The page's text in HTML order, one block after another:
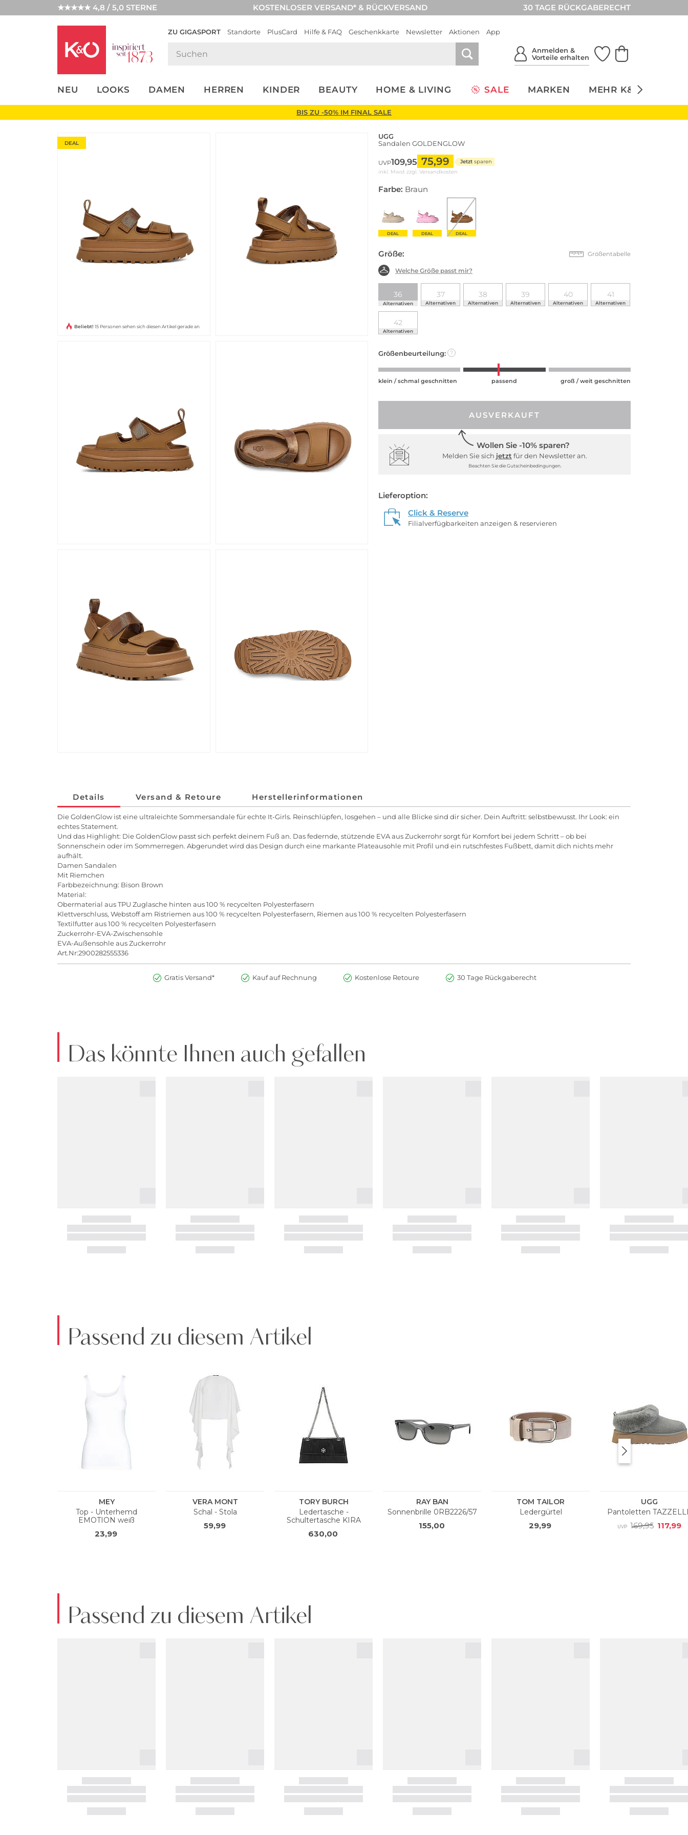
★★★★★ 4,8 / 5,0 STERNE KOSTENLOSER VERSAND* & RÜCKVERSAND 30 TAGE RÜCKGABERECHT
ZU GIGASPORT Standorte PlusCard Hilfe & FAQ Geschenkkarte Newsletter Aktionen App
Anmelden &
Vorteile erhalten
NEU LOOKS DAMEN HERREN KINDER BEAUTY HOME & LIVING SALE MARKEN MEHR K&Ö
UNSERE APP
CLICK &
BIS ZU -50% IM FINAL SALE
DEAL
Beliebt! 15 Personen sehen sich diesen Artikel gerade an
UGG
Sandalen GOLDENGLOW
UVP109,95 75,99 Jetzt sparen
inkl. Mwst zzgl. Versandkosten
Farbe: Braun
DEAL DEAL DEAL
Größe: Größentabelle
Welche Größe passt mir?
36
Alternativen
37
Alternativen
38
Alternativen
39
Alternativen
40
Alternativen
41
Alternativen
42
Alternativen
Größenbeurteilung: ?
klein / schmal geschnitten passend groß / weit geschnitten
AUSVERKAUFT
Wollen Sie -10% sparen?
Melden Sie sich jetzt für den Newsletter an.
Beachten Sie die Gutscheinbedingungen.
Lieferoption:
Click & Reserve
Filialverfügbarkeiten anzeigen & reservieren
Details Versand & Retoure Herstellerinformationen
Die GoldenGlow ist eine ultraleichte Sommersandale für echte It-Girls. Reinschlüpfen, losgehen – und alle Blicke sind dir sicher. Dein Auftritt: selbstbewusst. Ihr Look: ein
echtes Statement.
Und das Highlight: Die GoldenGlow passt sich perfekt deinem Fuß an. Das federnde, stützende EVA aus Zuckerrohr sorgt für Komfort bei jedem Schritt – ob bei
Sonnenschein oder im Sommerregen. Abgerundet wird das Design durch eine markante Plateausohle mit Profil und ein rutschfestes Fußbett, damit dich nichts mehr
aufhält.
Damen Sandalen
Mit Riemchen
Farbbezeichnung: Bison Brown
Material:
Obermaterial aus TPU Zuglasche hinten aus 100 % recycelten Polyesterfasern
Klettverschluss, Webstoff am Ristriemen aus 100 % recycelten Polyesterfasern, Riemen aus 100 % recycelten Polyesterfasern
Textilfutter aus 100 % recycelten Polyesterfasern
Zuckerrohr-EVA-Zwischensohle
EVA-Außensohle aus Zuckerrohr
Art.Nr:2900282555336
Gratis Versand* Kauf auf Rechnung Kostenlose Retoure 30 Tage Rückgaberecht
Das könnte Ihnen auch gefallen
Passend zu diesem Artikel
Passend zu diesem Artikel